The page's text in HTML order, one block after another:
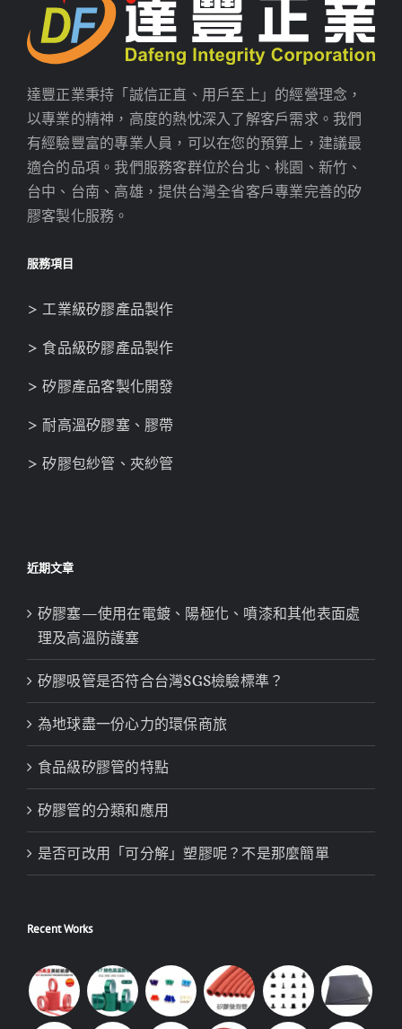
達豐正業秉持「誠信正直、用戶至上」的經營理念，
以專業的精神，高度的熱忱深入了解客戶需求。我們
有經驗豐富的專業人員，可以在您的預算上，建議最
適合的品項。我們服務客群位於台北、桃園、新竹、
台中、台南、高雄，提供台灣全省客戶專業完善的矽
膠客製化服務。
服務項目
> 工業級矽膠產品製作
> 食品級矽膠產品製作
> 矽膠產品客製化開發
> 耐高溫矽膠塞、膠帶
> 矽膠包紗管、夾紗管
近期文章
矽膠塞—使用在電鍍、陽極化、噴漆和其他表面處
理及高溫防護塞
矽膠吸管是否符合台灣SGS檢驗標準？
為地球盡一份心力的環保商旅
食品級矽膠管的特點
矽膠管的分類和應用
是否可改用「可分解」塑膠呢？不是那麼簡單
Recent Works